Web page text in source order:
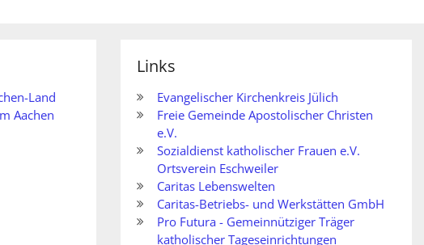
Land
Aachen
Links
Evangelischer Kirchenkreis Jülich
Freie Gemeinde Apostolischer Christen
e.V.
Sozialdienst katholischer Frauen e.V.
Ortsverein Eschweiler
Caritas Lebenswelten
Caritas-Betriebs- und Werkstätten GmbH
Pro Futura - Gemeinnütziger Träger
katholischer Tageseinrichtungen